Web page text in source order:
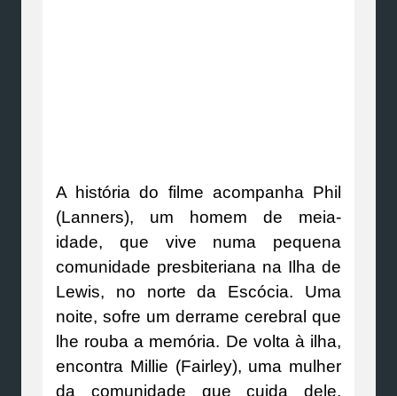
A história do filme acompanha Phil
(Lanners), um homem de meia-
idade, que vive numa pequena
comunidade presbiteriana na Ilha de
Lewis, no norte da Escócia. Uma
noite, sofre um derrame cerebral que
lhe rouba a memória. De volta à ilha,
encontra Millie (Fairley), uma mulher
da comunidade que cuida dele.